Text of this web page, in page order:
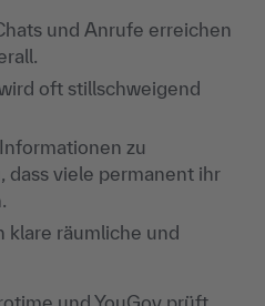
und Anrufe erreichen
oft stillschweigend
zu
dass viele permanent ihr
klare räumliche und